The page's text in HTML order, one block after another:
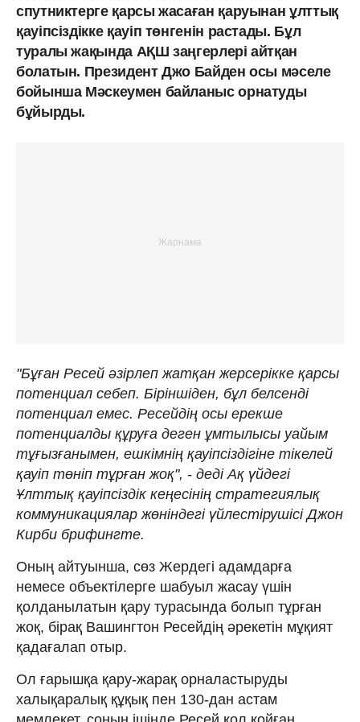
спутниктерге қарсы жасаған қаруынан ұлттық
қауіпсіздікке қауіп төнгенін растады. Бұл
туралы жақында АҚШ заңгерлері айтқан
болатын. Президент Джо Байден осы мәселе
бойынша Мәскеумен байланыс орнатуды
бұйырды.
"Бұған Ресей әзірлеп жатқан жерсерікке қарсы
потенциал себеп. Біріншіден, бұл белсенді
потенциал емес. Ресейдің осы ерекше
потенциалды құруға деген ұмтылысы уайым
тұғызғанымен, ешкімнің қауіпсіздігіне тікелей
қауіп төніп тұрған жоқ", - деді Ақ үйдегі
Ұлттық қауіпсіздік кеңесінің стратегиялық
коммуникациялар жөніндегі үйлестірушісі Джон
Кирби брифингте.
Оның айтуынша, сөз Жердегі адамдарға
немесе объектілерге шабуыл жасау үшін
қолданылатын қару турасында болып тұрған
жоқ, бірақ Вашингтон Ресейдің әрекетін мұқият
қадағалап отыр.
Ол ғарышқа қару-жарақ орналастыруды
халықаралық құқық пен 130-дан астам